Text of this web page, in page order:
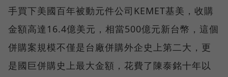
手買下美國百年被動元件公司KEMET基美，收購
金額高達16.4億美元，相當500億元新台幣，這個
併購案規模不僅是台廠併購外企史上第二大，更
是國巨併購史上最大金額，花費了陳泰銘十年以